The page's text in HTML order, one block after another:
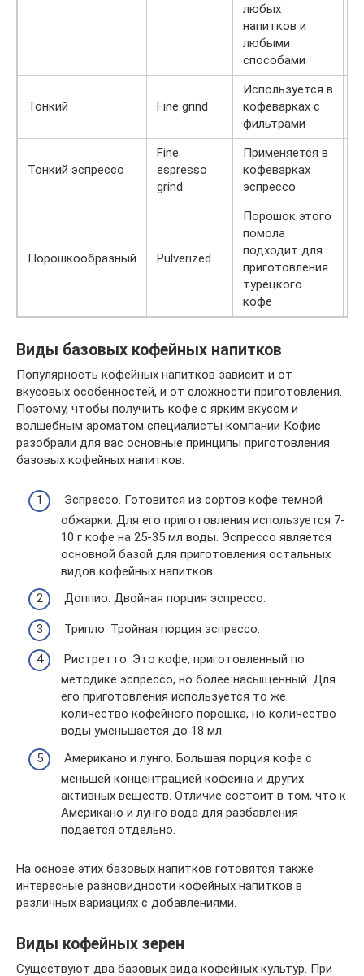
любых
напитков и
любыми
способами
Тонкий Fine grind
Используется в
кофеварках с
фильтрами
Тонкий эспрессо
Fine
espresso
grind
Применяется в
кофеварках
эспрессо
Порошкообразный Pulverized
Порошок этого
помола
подходит для
приготовления
турецкого
кофе
Виды базовых кофейных напитков
Популярность кофейных напитков зависит и от
вкусовых особенностей, и от сложности приготовления.
Поэтому, чтобы получить кофе с ярким вкусом и
волшебным ароматом специалисты компании Кофис
разобрали для вас основные принципы приготовления
базовых кофейных напитков.
Эспрессо. Готовится из сортов кофе темной
обжарки. Для его приготовления используется 7-
10 г кофе на 25-35 мл воды. Эспрессо является
основной базой для приготовления остальных
видов кофейных напитков.
Доппио. Двойная порция эспрессо.
Трипло. Тройная порция эспрессо.
Ристретто. Это кофе, приготовленный по
методике эспрессо, но более насыщенный. Для
его приготовления используется то же
количество кофейного порошка, но количество
воды уменьшается до 18 мл.
Американо и лунго. Большая порция кофе с
меньшей концентрацией кофеина и других
активных веществ. Отличие состоит в том, что к
Американо и лунго вода для разбавления
подается отдельно.
На основе этих базовых напитков готовятся также
интересные разновидности кофейных напитков в
различных вариациях с добавлениями.
Виды кофейных зерен
Существуют два базовых вида кофейных культур. При